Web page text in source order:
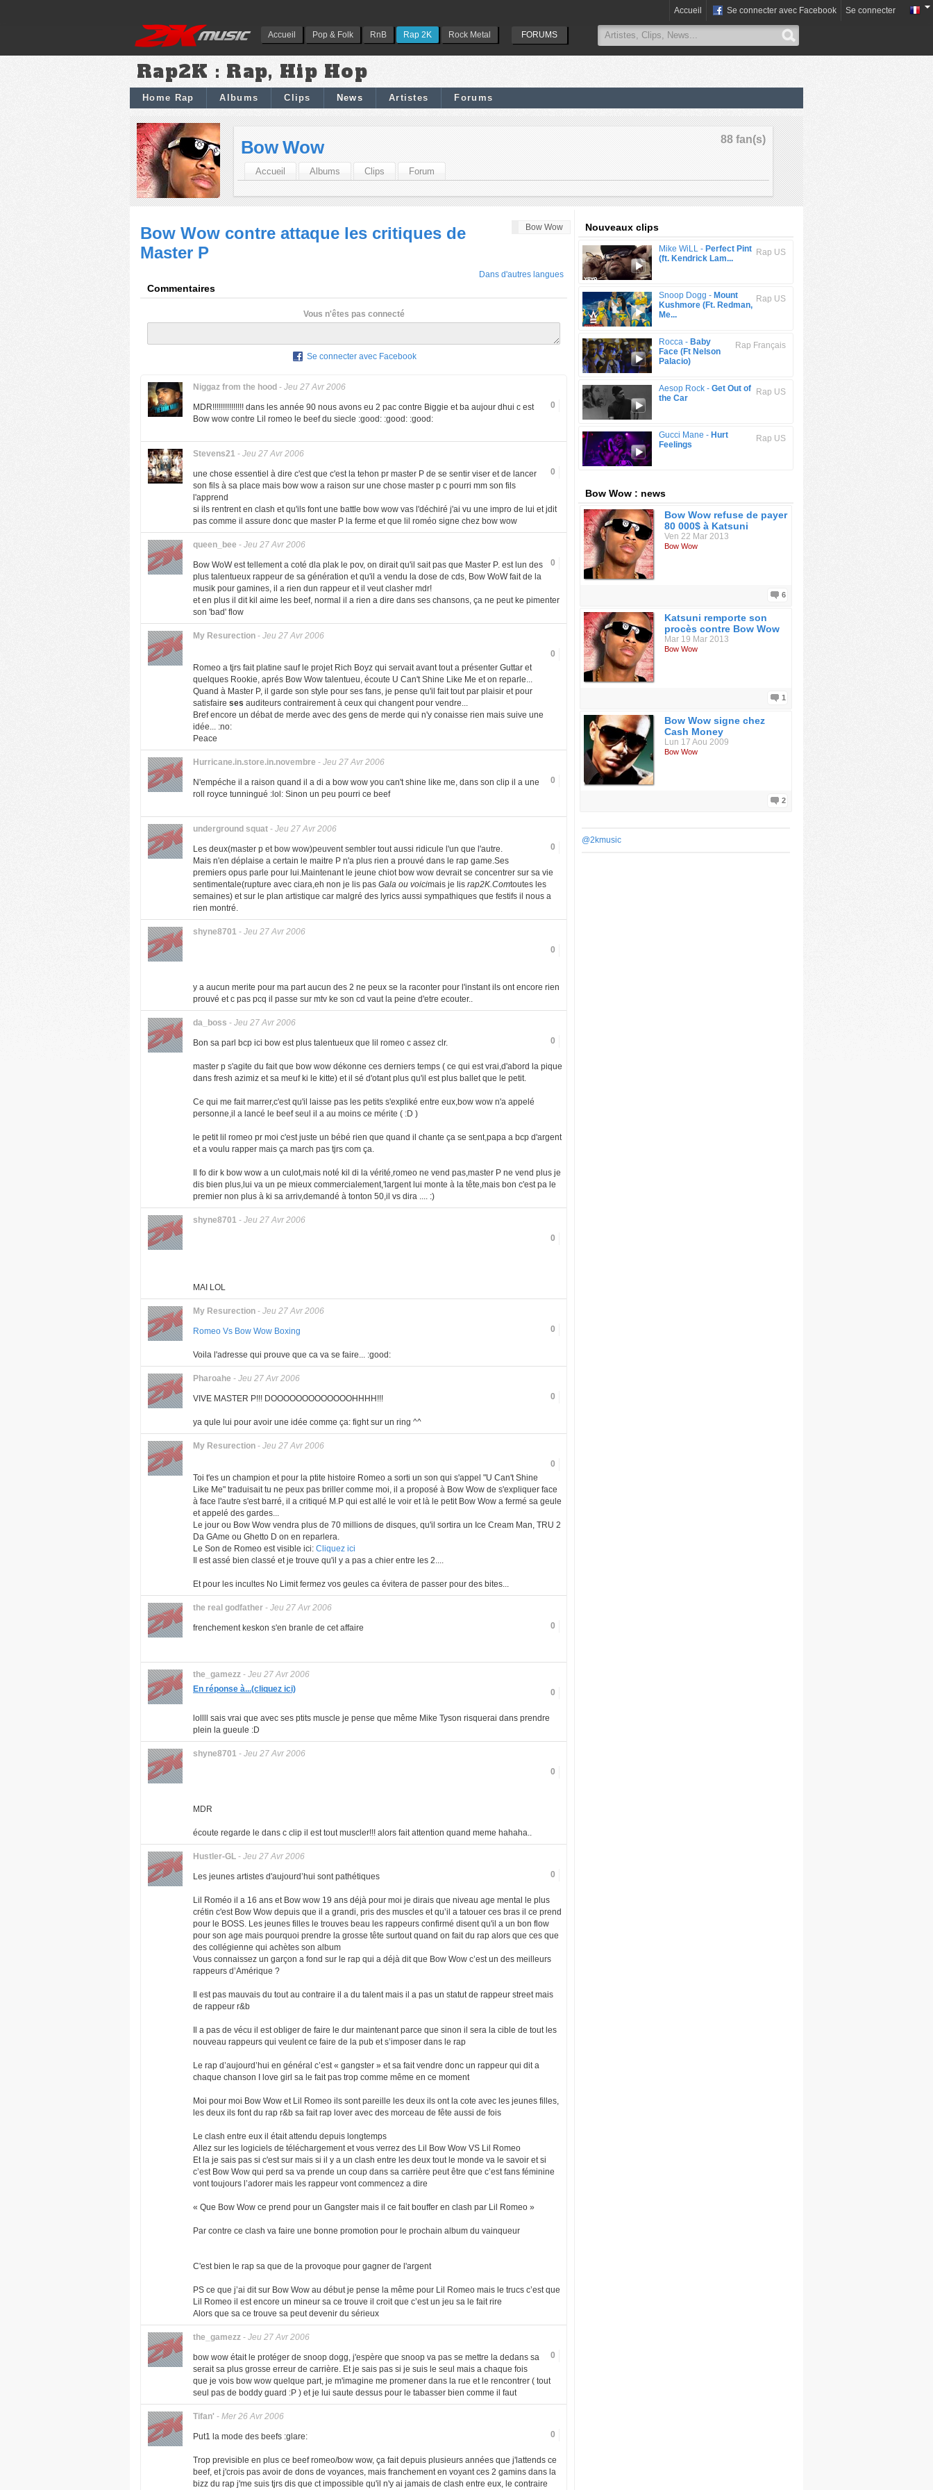
Accueil Pop & Folk RnB Rap 2K Rock Metal FORUMS
Accueil Se connecter avec Facebook Se connecter
Rap2K : Rap, Hip Hop
Home Rap Albums Clips News Artistes Forums
88 fan(s)
Bow Wow
Accueil Albums Clips Forum
Bow Wow
Bow Wow contre attaque les critiques de
Master P
Dans d'autres langues
Commentaires
Vous n'êtes pas connecté
Se connecter avec Facebook
Niggaz from the hood - Jeu 27 Avr 2006
0
MDR!!!!!!!!!!!!!!! dans les année 90 nous avons eu 2 pac contre Biggie et ba aujour dhui c est
Bow wow contre Lil romeo le beef du siecle :good: :good: :good:
Stevens21 - Jeu 27 Avr 2006
0
une chose essentiel à dire c'est que c'est la tehon pr master P de se sentir viser et de lancer
son fils à sa place mais bow wow a raison sur une chose master p c pourri mm son fils
l'apprend
si ils rentrent en clash et qu'ils font une battle bow wow vas l'déchiré j'ai vu une impro de lui et jdit
pas comme il assure donc que master P la ferme et que lil roméo signe chez bow wow
queen_bee - Jeu 27 Avr 2006
0
Bow WoW est tellement a coté dla plak le pov, on dirait qu'il sait pas que Master P. est lun des
plus talentueux rappeur de sa génération et qu'il a vendu la dose de cds, Bow WoW fait de la
musik pour gamines, il a rien dun rappeur et il veut clasher mdr!
et en plus il dit kil aime les beef, normal il a rien a dire dans ses chansons, ça ne peut ke pimenter
son 'bad' flow
My Resurection - Jeu 27 Avr 2006
0
Romeo a tjrs fait platine sauf le projet Rich Boyz qui servait avant tout a présenter Guttar et
quelques Rookie, aprés Bow Wow talentueu, écoute U Can't Shine Like Me et on reparle...
Quand à Master P, il garde son style pour ses fans, je pense qu'il fait tout par plaisir et pour
satisfaire ses auditeurs contrairement à ceux qui changent pour vendre...
Bref encore un débat de merde avec des gens de merde qui n'y conaisse rien mais suive une
idée... :no:
Peace
Hurricane.in.store.in.novembre - Jeu 27 Avr 2006
0
N'empéche il a raison quand il a di a bow wow you can't shine like me, dans son clip il a une
roll royce tunningué :lol: Sinon un peu pourri ce beef
underground squat - Jeu 27 Avr 2006
0
Les deux(master p et bow wow)peuvent sembler tout aussi ridicule l'un que l'autre.
Mais n'en déplaise a certain le maitre P n'a plus rien a prouvé dans le rap game.Ses
premiers opus parle pour lui.Maintenant le jeune chiot bow wow devrait se concentrer sur sa vie
sentimentale(rupture avec ciara,eh non je lis pas Gala ou voicimais je lis rap2K.Comtoutes les
semaines) et sur le plan artistique car malgré des lyrics aussi sympathiques que festifs il nous a
rien montré.
shyne8701 - Jeu 27 Avr 2006
0
y a aucun merite pour ma part aucun des 2 ne peux se la raconter pour l'instant ils ont encore rien
prouvé et c pas pcq il passe sur mtv ke son cd vaut la peine d'etre ecouter..
da_boss - Jeu 27 Avr 2006
0
Bon sa parl bcp ici bow est plus talentueux que lil romeo c assez clr.
master p s'agite du fait que bow wow dékonne ces derniers temps ( ce qui est vrai,d'abord la pique
dans fresh azimiz et sa meuf ki le kitte) et il sé d'otant plus qu'il est plus ballet que le petit.
Ce qui me fait marrer,c'est qu'il laisse pas les petits s'expliké entre eux,bow wow n'a appelé
personne,il a lancé le beef seul il a au moins ce mérite ( :D )
le petit lil romeo pr moi c'est juste un bébé rien que quand il chante ça se sent,papa a bcp d'argent
et a voulu rapper mais ça march pas tjrs com ça.
Il fo dir k bow wow a un culot,mais noté kil di la vérité,romeo ne vend pas,master P ne vend plus je
dis bien plus,lui va un pe mieux commercialement,'largent lui monte à la tête,mais bon c'est pa le
premier non plus à ki sa arriv,demandé à tonton 50,il vs dira .... :)
shyne8701 - Jeu 27 Avr 2006
0
MAI LOL
My Resurection - Jeu 27 Avr 2006
0
Romeo Vs Bow Wow Boxing
Voila l'adresse qui prouve que ca va se faire... :good:
Pharoahe - Jeu 27 Avr 2006
0
VIVE MASTER P!!! DOOOOOOOOOOOOOHHHH!!!
ya qule lui pour avoir une idée comme ça: fight sur un ring ^^
My Resurection - Jeu 27 Avr 2006
0
Toi t'es un champion et pour la ptite histoire Romeo a sorti un son qui s'appel "U Can't Shine
Like Me" traduisait tu ne peux pas briller comme moi, il a proposé à Bow Wow de s'expliquer face
à face l'autre s'est barré, il a critiqué M.P qui est allé le voir et là le petit Bow Wow a fermé sa geule
et appelé des gardes...
Le jour ou Bow Wow vendra plus de 70 millions de disques, qu'il sortira un Ice Cream Man, TRU 2
Da GAme ou Ghetto D on en reparlera.
Le Son de Romeo est visible ici: Cliquez ici
Il est assé bien classé et je trouve qu'il y a pas a chier entre les 2....
Et pour les incultes No Limit fermez vos geules ca évitera de passer pour des bites...
the real godfather - Jeu 27 Avr 2006
0
frenchement keskon s'en branle de cet affaire
the_gamezz - Jeu 27 Avr 2006
0
En réponse à...(cliquez ici)
lollll sais vrai que avec ses ptits muscle je pense que même Mike Tyson risquerai dans prendre
plein la gueule :D
shyne8701 - Jeu 27 Avr 2006
0
MDR
écoute regarde le dans c clip il est tout muscler!!! alors fait attention quand meme hahaha..
Hustler-GL - Jeu 27 Avr 2006
0
Les jeunes artistes d'aujourd’hui sont pathétiques
Lil Roméo il a 16 ans et Bow wow 19 ans déjà pour moi je dirais que niveau age mental le plus
crétin c'est Bow Wow depuis que il a grandi, pris des muscles et qu’il a tatouer ces bras il ce prend
pour le BOSS. Les jeunes filles le trouves beau les rappeurs confirmé disent qu'il a un bon flow
pour son age mais pourquoi prendre la grosse tête surtout quand on fait du rap alors que ces que
des collégienne qui achètes son album
Vous connaissez un garçon a fond sur le rap qui a déjà dit que Bow Wow c’est un des meilleurs
rappeurs d’Amérique ?
Il est pas mauvais du tout au contraire il a du talent mais il a pas un statut de rappeur street mais
de rappeur r&b
Il a pas de vécu il est obliger de faire le dur maintenant parce que sinon il sera la cible de tout les
nouveau rappeurs qui veulent ce faire de la pub et s’imposer dans le rap
Le rap d’aujourd’hui en général c’est « gangster » et sa fait vendre donc un rappeur qui dit a
chaque chanson I love girl sa le fait pas trop comme même en ce moment
Moi pour moi Bow Wow et Lil Romeo ils sont pareille les deux ils ont la cote avec les jeunes filles,
les deux ils font du rap r&b sa fait rap lover avec des morceau de fête aussi de fois
Le clash entre eux il était attendu depuis longtemps
Allez sur les logiciels de téléchargement et vous verrez des Lil Bow Wow VS Lil Romeo
Et la je sais pas si c'est sur mais si il y a un clash entre les deux tout le monde va le savoir et si
c’est Bow Wow qui perd sa va prende un coup dans sa carrière peut être que c’est fans féminine
vont toujours l’adorer mais les rappeur vont commencez a dire
« Que Bow Wow ce prend pour un Gangster mais il ce fait bouffer en clash par Lil Romeo »
Par contre ce clash va faire une bonne promotion pour le prochain album du vainqueur
C'est bien le rap sa que de la provoque pour gagner de l'argent
PS ce que j’ai dit sur Bow Wow au début je pense la même pour Lil Romeo mais le trucs c’est que
Lil Romeo il est encore un mineur sa ce trouve il croit que c’est un jeu sa le fait rire
Alors que sa ce trouve sa peut devenir du sérieux
the_gamezz - Jeu 27 Avr 2006
0
bow wow était le protéger de snoop dogg, j'espère que snoop va pas se mettre la dedans sa
serait sa plus grosse erreur de carrière. Et je sais pas si je suis le seul mais a chaque fois
que je vois bow wow quelque part, je m'imagine me promener dans la rue et le rencontrer ( tout
seul pas de boddy guard :P ) et je lui saute dessus pour le tabasser bien comme il faut
Tifan' - Mer 26 Avr 2006
0
Put1 la mode des beefs :glare:
Trop previsible en plus ce beef romeo/bow wow, ça fait depuis plusieurs années que j'lattends ce
beef, et j'crois pas avoir de dons de voyances, mais franchement en voyant ces 2 gamins dans la
bizz du rap j'me suis tjrs dis que ct impossible qu'il n'y ai jamais de clash entre eux, le contraire
Nouveaux clips
Rap US
Mike WiLL - Perfect Pint
(ft. Kendrick Lam...
Rap US
Snoop Dogg - Mount
Kushmore (Ft. Redman,
Me...
Rap Français
Rocca - Baby
Face (Ft Nelson
Palacio)
Rap US
Aesop Rock - Get Out of
the Car
Rap US
Gucci Mane - Hurt
Feelings
Bow Wow : news
Bow Wow refuse de payer
80 000$ à Katsuni
Ven 22 Mar 2013
Bow Wow
6
Katsuni remporte son
procès contre Bow Wow
Mar 19 Mar 2013
Bow Wow
1
Bow Wow signe chez
Cash Money
Lun 17 Aou 2009
Bow Wow
2
@2kmusic